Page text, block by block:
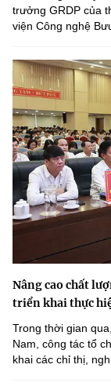
trưởng GRDP của
viện Công nghệ
Nâng cao chất
triển khai thực
Trong thời gian
Nam, công tác tổ
khai các chỉ thị,